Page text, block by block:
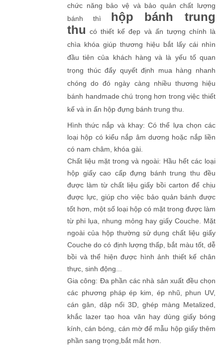
chức năng bảo vệ và bảo quản chất lượng
bánh thì hộp bánh trung
thu có thiết kế đẹp và ấn tượng chính là
chìa khóa giúp thương hiệu bắt lấy cái nhìn
đầu tiên của khách hàng và là yếu tố quan
trọng thúc đẩy quyết định mua hàng nhanh
chóng do đó ngày càng nhiều thương hiệu
bánh handmade chú trọng hơn trong việc thiết
kế và in ấn hộp đựng bánh trung thu.
Hình thức nắp và khay: Có thể lựa chọn các
loại hộp có kiểu nắp âm dương hoặc nắp liền
có nam châm, khóa gài.
Chất liệu mặt trong và ngoài: Hầu hết các loại
hộp giấy cao cấp đựng bánh trung thu đều
được làm từ chất liệu giấy bồi carton để chịu
được lực, giúp cho việc bảo quản bánh được
tốt hơn, một số loại hộp có mặt trong được làm
từ phi lụa, nhung mỏng hay giấy Couche. Mặt
ngoài của hộp thường sử dụng chất liệu giấy
Couche do có định lượng thấp, bắt màu tốt, dễ
bồi và thể hiện được hình ảnh thiết kế chân
thực, sinh động...
Gia công: Đa phần các nhà sản xuất đều chọn
các phương pháp ép kim, ép nhũ, phun UV,
cán gân, dập nổi 3D, ghép màng Metalized,
khắc lazer tạo hoa văn hay dùng giấy bóng
kính, cán bóng, cán mờ để mẫu hộp giấy thêm
phần sang trọng,bắt mắt hơn.